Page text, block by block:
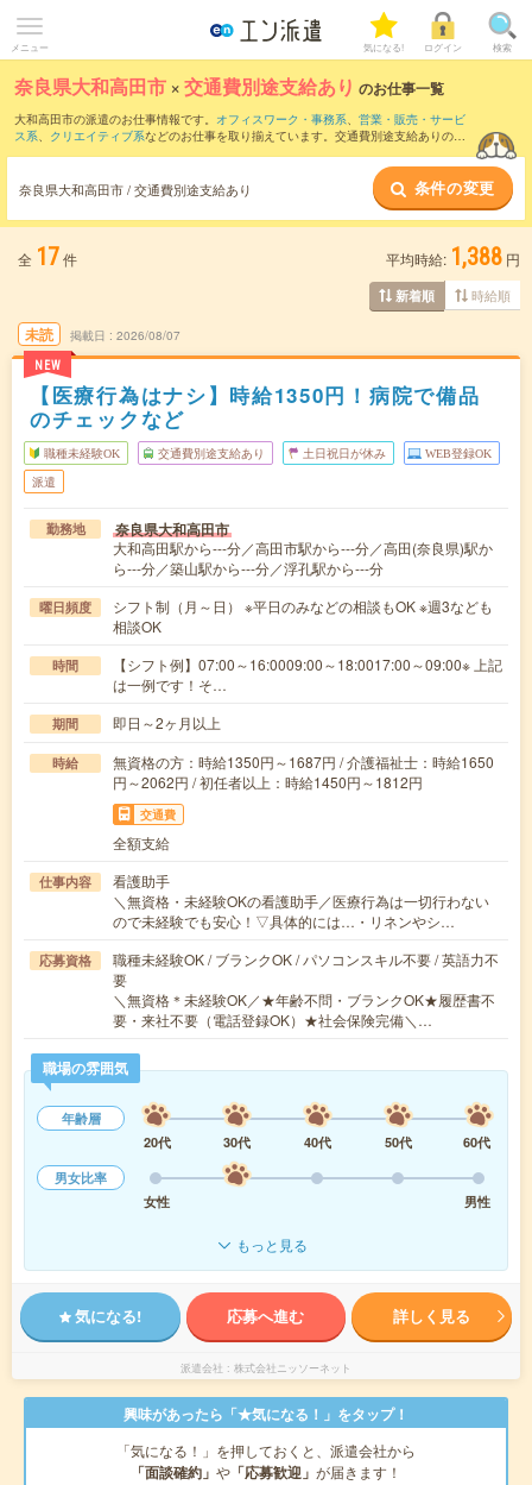
メニュー 気になる! ログイン 検索
奈良県大和高田市 ×交通費別途支給あり のお仕事一覧
大和高田市の派遣のお仕事情報です。 オフィスワーク・事務系、 営業・販売・サービ
ス系、 クリエイティブ系などのお仕事を取り揃えています。交通費別途支給ありの条
奈良県大和高田市 / 交通費別途支給あり 条件の変更
全 17件 平均時給: 1,388 円
新着順 時給順
未読
NEW
掲載日 2026/08/07
【医療行為はナシ】時給1350円！病院で備品
のチェックなど
職種未経験OK 交通費別途支給あり 土日祝日が休み WEB登録OK
派遣
勤務地 奈良県大和高田市
大和高田駅から---分／高田市駅から---分／高田(奈良県)駅か
ら---分／築山駅から---分／浮孔駅から---分
曜日頻度
シフト制（月～日） ※平日のみなどの相談もOK ※週3なども
相談OK
時間
【シフト例】07:00～16:0009:00～18:0017:00～09:00※ 上記
は一例です！そ…
期間 即日～2ヶ月以上
時給
無資格の方：時給1350円～1687円 / 介護福祉士：時給1650
円～2062円 / 初任者以上：時給1450円～1812円
交通費
全額支給
仕事内容
看護助手
＼無資格・未経験OKの看護助手／医療行為は一切行わない
ので未経験でも安心！▽具体的には…・リネンやシ…
応募資格
職種未経験OK / ブランクOK / パソコンスキル不要 / 英語力不
要
＼無資格＊未経験OK／★年齢不問・ブランクOK★履歴書不
要・来社不要（電話登録OK）★社会保険完備＼…
職場の雰囲気
年齢層
20代
30代 40代 50代
60代
男女比率
女性
男性
もっと見る
気になる! 応募へ進む 詳しく見る
派遣会社 株式会社ニッソーネット
興味があったら「★気になる！」をタップ！
「気になる！」を押しておくと、派遣会社から
「面談確約」 や 「応募歓迎」 が届きます！